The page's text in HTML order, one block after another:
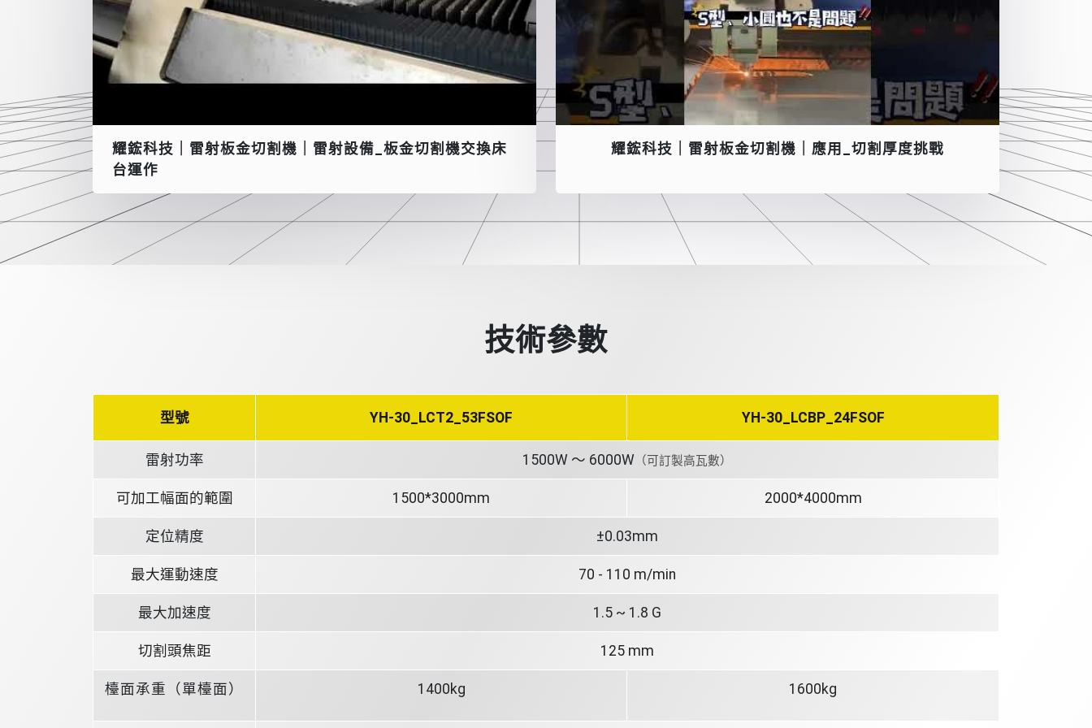
耀鋐科技｜雷射板金切割機｜雷射設備_板金切割機交換床
台運作
耀鋐科技｜雷射板金切割機｜應用_切割厚度挑戰
技術參數
型號 YH-30_LCT2_53FSOF YH-30_LCBP_24FSOF
雷射功率 1500W ～ 6000W （可訂製高瓦數）
可加工幅面的範圍 1500*3000mm 2000*4000mm
定位精度 ±0.03mm
最大運動速度 70 - 110 m/min
最大加速度 1.5 ~ 1.8 G
切割頭焦距 125 mm
檯面承重（單檯面） 1400kg 1600kg